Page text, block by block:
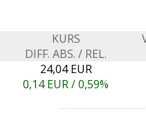
KURS
DIFF. ABS. / REL.
24,04 EUR
0,14EUR /0,59%